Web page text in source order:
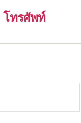
โทรศัพท์